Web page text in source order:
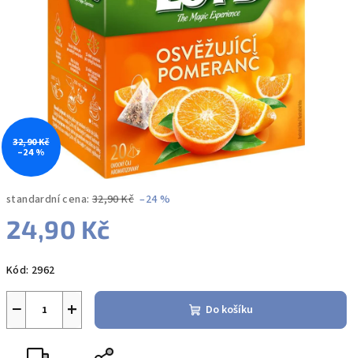
standardní cena: 32,90 Kč –24 %
24,90 Kč
cena:
Kód: 2962
+
− Do košíku
32,90 Kč
–24 %